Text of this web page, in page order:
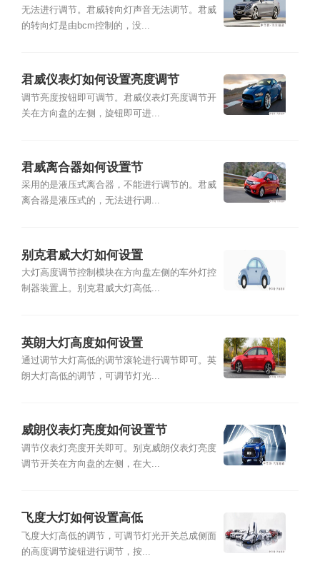
无法进行调节。君威转向灯声音无法调节。君威
的转向灯是由bcm控制的，没...
君威仪表灯如何设置亮度调节
调节亮度按钮即可调节。君威仪表灯亮度调节开
关在方向盘的左侧，旋钮即可进...
君威离合器如何设置节
采用的是液压式离合器，不能进行调节的。君威
离合器是液压式的，无法进行调...
别克君威大灯如何设置
大灯高度调节控制模块在方向盘左侧的车外灯控
制器装置上。别克君威大灯高低...
英朗大灯高度如何设置
通过调节大灯高低的调节滚轮进行调节即可。英
朗大灯高低的调节，可调节灯光...
威朗仪表灯亮度如何设置节
调节仪表灯亮度开关即可。别克威朗仪表灯亮度
调节开关在方向盘的左侧，在大...
飞度大灯如何设置高低
飞度大灯高低的调节，可调节灯光开关总成侧面
的高度调节旋钮进行调节，按...